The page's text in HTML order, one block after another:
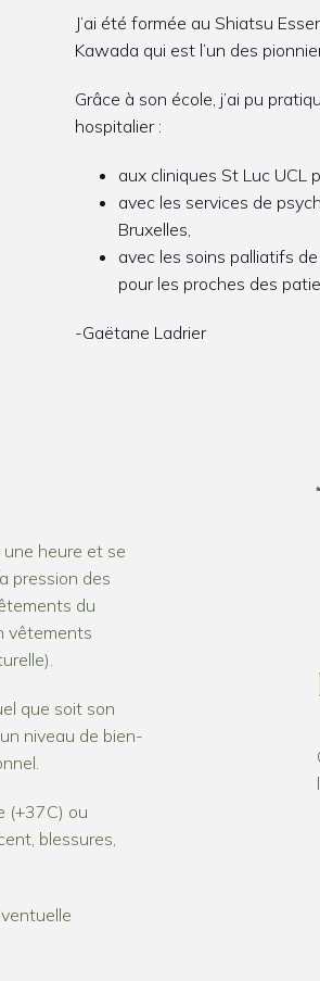
J’ai été formée au Shiatsu
Kawada qui est l’un des
Grâce à son école, j’ai pu
hospitalier :
aux cliniques St Luc UCL
avec les services de
Bruxelles,
avec les soins palliatifs de
pour les proches des
-Gaëtane Ladrier
heure et se
pression des
du
vêtements
que soit son
niveau de bien-
(+37C) ou
blessures,